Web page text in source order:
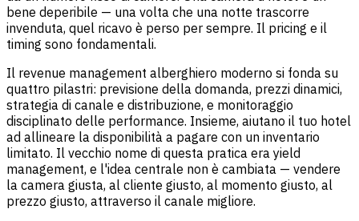
bene deperibile — una volta che una notte trascorre
invenduta, quel ricavo è perso per sempre. Il pricing e il
timing sono fondamentali.
Il revenue management alberghiero moderno si fonda su
quattro pilastri: previsione della domanda, prezzi dinamici,
strategia di canale e distribuzione, e monitoraggio
disciplinato delle performance. Insieme, aiutano il tuo hotel
ad allineare la disponibilità a pagare con un inventario
limitato. Il vecchio nome di questa pratica era yield
management, e l'idea centrale non è cambiata — vendere
la camera giusta, al cliente giusto, al momento giusto, al
prezzo giusto, attraverso il canale migliore.